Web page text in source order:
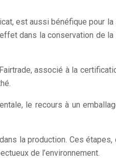
est aussi bénéfique pour la
dans la conservation de
associé à la
le recours à un
la production. Ces
de l’environnement.